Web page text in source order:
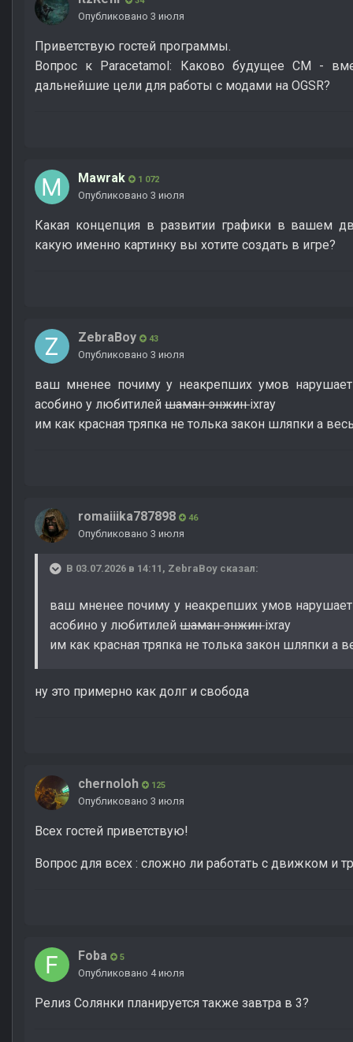
Опубликовано 3 июля
Приветствую гостей программы.
Вопрос к Paracetamol: Каково будущее СМ -
дальнейшие цели для работы с модами на OGSR?
Mawrak 1 072
Опубликовано 3 июля
Какая концепция в развитии графики в вашем
какую именно картинку вы хотите создать в игре?
ZebraBoy 43
Опубликовано 3 июля
ваш мненее почиму у неакрепших умов
асобино у любитилей шаман энжинixray
им как красная тряпка не толька закон шляпки а
romaiiika787898 46
Опубликовано 3 июля
В 03.07.2026 в 14:11, ZebraBoy сказал:
ваш мненее почиму у неакрепших умов
асобино у любитилей шаман энжинixray
им как красная тряпка не толька закон шляпки а
ну это примерно как долг и свобода
chernoloh 125
Опубликовано 3 июля
Всех гостей приветствую!
Вопрос для всех : сложно ли работать с движком и
Foba 5
Опубликовано 4 июля
Релиз Солянки планируется также завтра в 3?